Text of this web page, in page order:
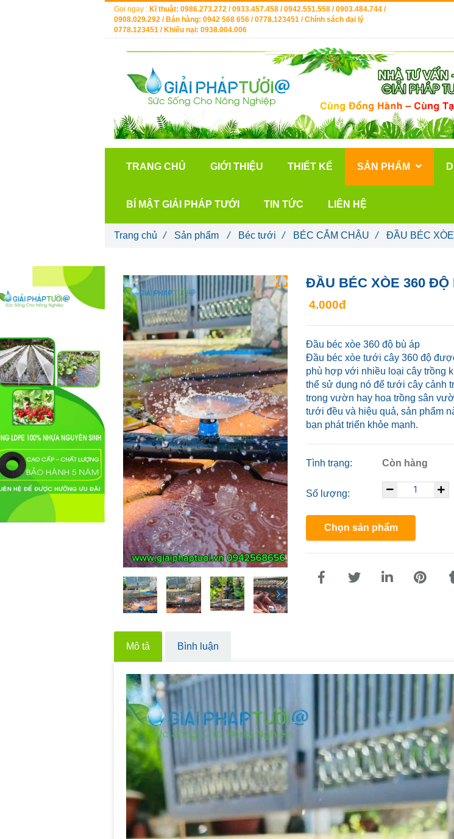
ĐẦU BÉC XÒE 360 ĐỘ
4.000đ
Đầu béc xòe 360 độ bù áp
Đầu béc xòe tưới cây 360 độ
phù hợp với nhiều loại cây trồng
thể sử dụng nó để tưới cây cảnh
trong vườn hay hoa trồng sân
tưới đều và hiệu quả, sản phẩm
bạn phát triển khỏe mạnh.
Tình trạng: Còn hàng
Số lượng:
Chọn sản phẩm
Mô tả Bình luận
Trang chủ / Sản phẩm / Béc tưới / BÉC CẮM CHẬU / ĐẦU BÉC
Gọi ngay : Kĩ thuật: 0986.273.272 / 0933.457.458 / 0942.551.558 / 0903.484.744 /
0908.029.292 / Bán hàng: 0942 568 656 / 0778.123451 / Chính sách đại lý
0778.123451 / Khiếu nại: 0938.004.006
TRANG CHỦ GIỚI THIỆU THIẾT KẾ SẢN PHẨM
BÍ MẬT GIẢI PHÁP TƯỚI TIN TỨC LIÊN HỆ